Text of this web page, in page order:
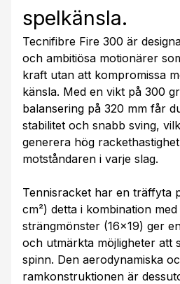
spelkänsla.
Tecnifibre Fire 300 är
och ambitiösa motionärer
kraft utan att kompromissa
känsla. Med en vikt på 300
balansering på 320 mm får
stabilitet och snabb sving,
generera hög
motståndaren i varje slag.
Tennisracket har en träffyta
cm²) detta i kombination
strängmönster (16x19) ger
och utmärkta möjligheter att
spinn. Den aerodynamiska
ramkonstruktionen är